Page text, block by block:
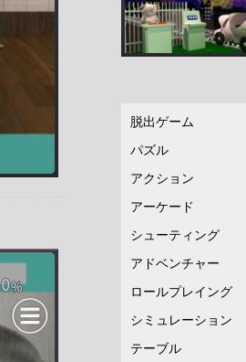
脱出ゲーム
パズル
アクション
アーケード
シューティング
アドベンチャー
ロールプレイング
シミュレーション
テーブル